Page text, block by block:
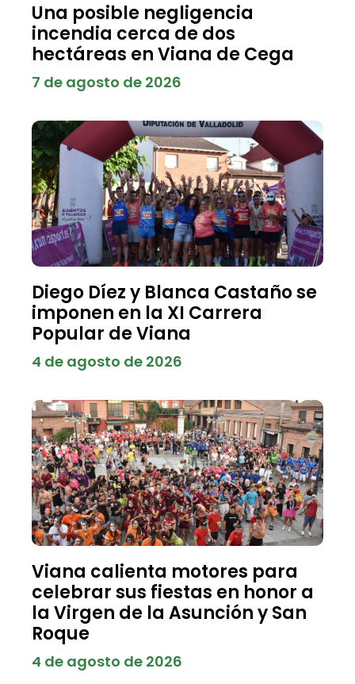
Una posible negligencia
incendia cerca de dos
hectáreas en Viana de Cega
7 de agosto de 2026
Diego Díez y Blanca Castaño se
imponen en la XI Carrera
Popular de Viana
4 de agosto de 2026
Viana calienta motores para
celebrar sus fiestas en honor a
la Virgen de la Asunción y San
Roque
4 de agosto de 2026